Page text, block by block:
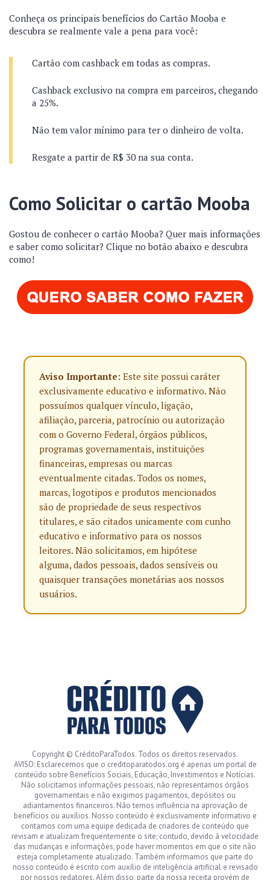
Conheça os principais benefícios do Cartão Mooba e
descubra se realmente vale a pena para você:
Cartão com cashback em todas as compras.
Cashback exclusivo na compra em parceiros, chegando
a 25%.
Não tem valor mínimo para ter o dinheiro de volta.
Resgate a partir de R$ 30 na sua conta.
Como Solicitar o cartão Mooba
Gostou de conhecer o cartão Mooba? Quer mais informações
e saber como solicitar? Clique no botão abaixo e descubra
como!
Aviso Importante: Este site possui caráter
exclusivamente educativo e informativo. Não
possuímos qualquer vínculo, ligação,
afiliação, parceria, patrocínio ou autorização
com o Governo Federal, órgãos públicos,
programas governamentais, instituições
financeiras, empresas ou marcas
eventualmente citadas. Todos os nomes,
marcas, logotipos e produtos mencionados
são de propriedade de seus respectivos
titulares, e são citados unicamente com cunho
educativo e informativo para os nossos
leitores. Não solicitamos, em hipótese
alguma, dados pessoais, dados sensíveis ou
quaisquer transações monetárias aos nossos
usuários.
Copyright © CréditoParaTodos. Todos os direitos reservados.
AVISO: Esclarecemos que o creditoparatodos.org é apenas um portal de
conteúdo sobre Benefícios Sociais, Educação, Investimentos e Notícias.
Não solicitamos informações pessoais, não representamos órgãos
governamentais e não exigimos pagamentos, depósitos ou
adiantamentos financeiros. Não temos influência na aprovação de
benefícios ou auxílios. Nosso conteúdo é exclusivamente informativo e
contamos com uma equipe dedicada de criadores de conteúdo que
revisam e atualizam frequentemente o site; contudo, devido à velocidade
das mudanças e informações, pode haver momentos em que o site não
esteja completamente atualizado. Também informamos que parte do
nosso conteúdo é escrito com auxílio de inteligência artificial e revisado
por nossos redatores. Além disso, parte da nossa receita provém de